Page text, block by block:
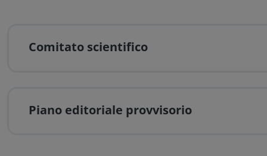
Comitato scientifico
Piano editoriale provvisorio